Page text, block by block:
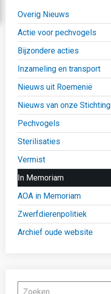
Overig Nieuws
Actie voor pechvogels
Bijzondere acties
Inzameling en transport
Nieuws uit Roemenië
Nieuws van onze Stichting
Pechvogels
Sterilisaties
Vermist
In Memoriam
AOA in Memoriam
Zwerfdierenpolitiek
Archief oude website
Zoeken